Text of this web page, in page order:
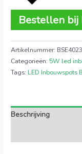
Bestellen bij
Artikelnummer:
Categorieën: 5W led
Tags: LED Inbouwspots
Beschrijving